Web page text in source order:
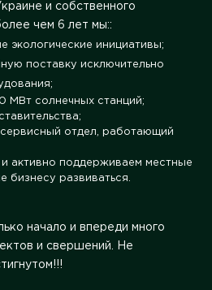
и собственного
чем 6 лет мы::
экологические инициативы;
поставку исключительно
МВт солнечных станций;
отдел, работающий
активно поддерживаем местные
бизнесу развиваться.
начало и впереди много
и свершений. Не